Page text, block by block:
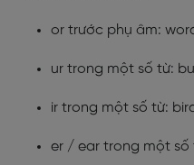
or trước phụ âm:
ur trong một số từ:
ir trong một số từ:
er / ear trong một số